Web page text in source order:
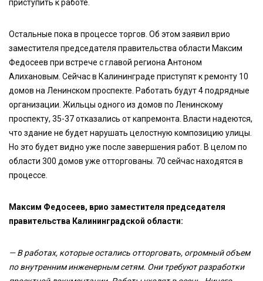
приступить к работе.
Остальные пока в процессе торгов. Об этом заявил врио
заместителя председателя правительства области Максим
Федосеев при встрече с главой региона Антоном
Алихановым. Сейчас в Калининграде приступят к ремонту 10
домов на Ленинском проспекте. Работать будут 4 подрядные
организации. Жильцы одного из домов по Ленинскому
проспекту, 35-37 отказались от капремонта. Власти надеются,
что здание не будет нарушать целостную композицию улицы.
Но это будет видно уже после завершения работ. В целом по
области 300 домов уже отторгованы. 70 сейчас находятся в
процессе.
Максим Федосеев, врио заместителя председателя
правительства Калининградской области:
— В работах, которые остались отторговать, огромный объем
по внутренним инженерным сетям. Они требуют разработки